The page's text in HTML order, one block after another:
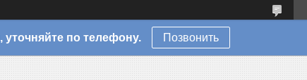
по телефону. Позвонить